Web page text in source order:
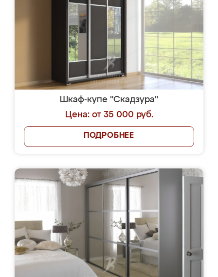
Шкаф-купе "Скадзура"
Цена: от 35 000 руб.
ПОДРОБНЕЕ